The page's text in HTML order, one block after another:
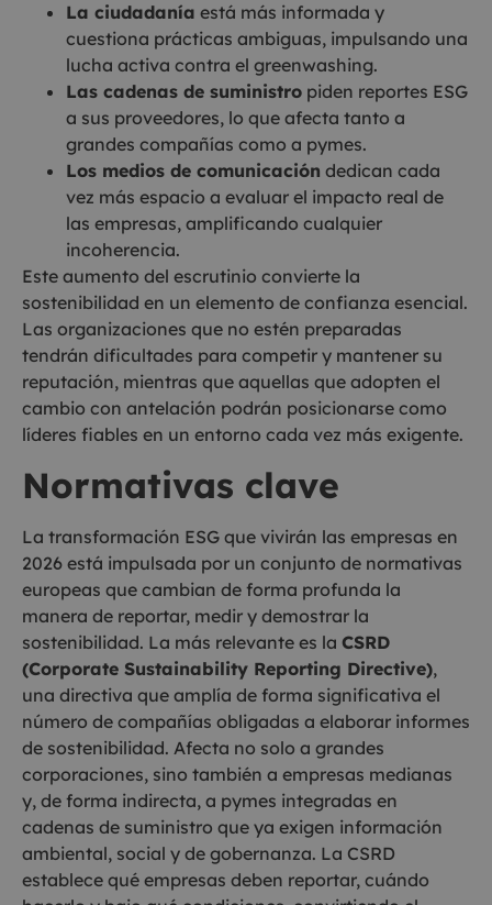
La ciudadanía está más informada y
cuestiona prácticas ambiguas, impulsando una
lucha activa contra el greenwashing.
Las cadenas de suministro piden reportes ESG
a sus proveedores, lo que afecta tanto a
grandes compañías como a pymes.
Los medios de comunicación dedican cada
vez más espacio a evaluar el impacto real de
las empresas, amplificando cualquier
incoherencia.
Este aumento del escrutinio convierte la
sostenibilidad en un elemento de confianza esencial.
Las organizaciones que no estén preparadas
tendrán dificultades para competir y mantener su
reputación, mientras que aquellas que adopten el
cambio con antelación podrán posicionarse como
líderes fiables en un entorno cada vez más exigente.
Normativas clave
La transformación ESG que vivirán las empresas en
2026 está impulsada por un conjunto de normativas
europeas que cambian de forma profunda la
manera de reportar, medir y demostrar la
sostenibilidad. La más relevante es la CSRD
(Corporate Sustainability Reporting Directive),
una directiva que amplía de forma significativa el
número de compañías obligadas a elaborar informes
de sostenibilidad. Afecta no solo a grandes
corporaciones, sino también a empresas medianas
y, de forma indirecta, a pymes integradas en
cadenas de suministro que ya exigen información
ambiental, social y de gobernanza. La CSRD
establece qué empresas deben reportar, cuándo